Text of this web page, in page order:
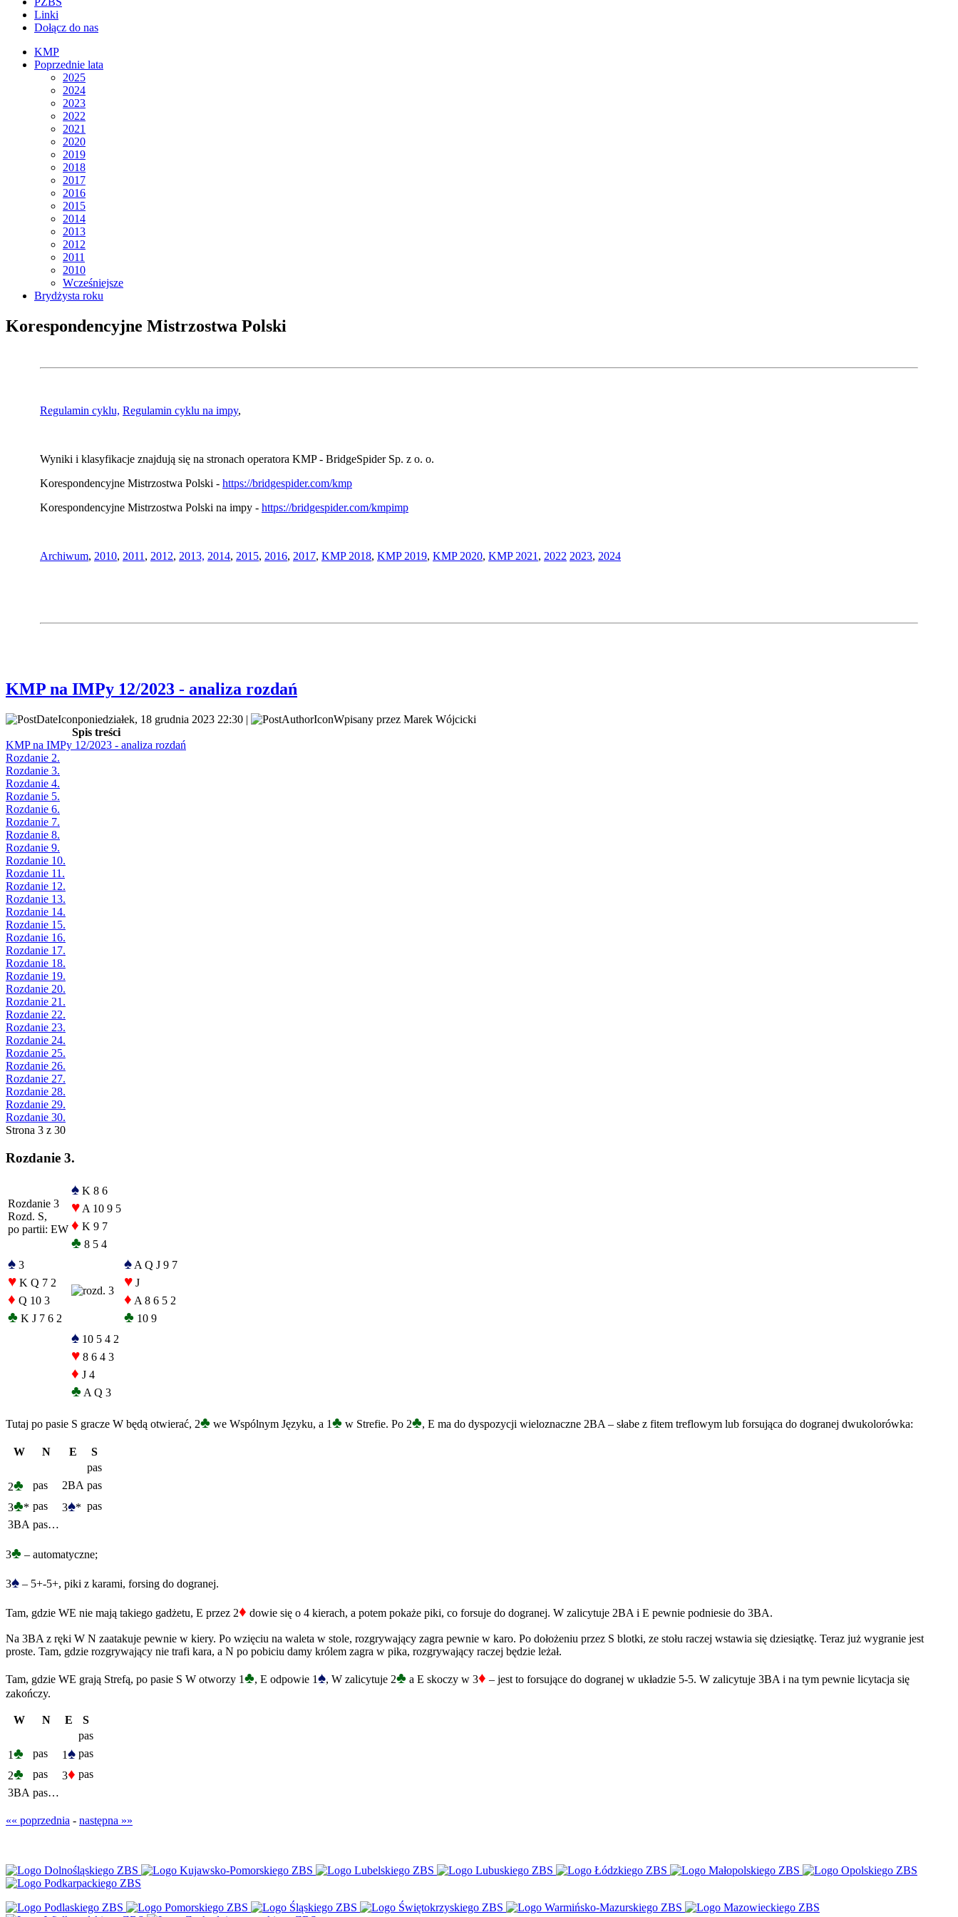
Linki
Dołącz do nas
KMP
Poprzednie lata
2025
2024
2023
2022
2021
2020
2019
2018
2017
2016
2015
2014
2013
2012
2011
2010
Wcześniejsze
Brydżysta roku
Korespondencyjne Mistrzostwa Polski
Regulamin cyklu, Regulamin cyklu na impy,
Wyniki i klasyfikacje znajdują się na stronach operatora KMP - BridgeSpider Sp. z o. o.
Korespondencyjne Mistrzostwa Polski - https://bridgespider.com/kmp
Korespondencyjne Mistrzostwa Polski na impy - https://bridgespider.com/kmpimp
Archiwum, 2010, 2011 , 2012, 2013, 2014, 2015, 2016, 2017, KMP 2018, KMP 2019, KMP 2020, KMP 2021 , 2022 2023, 2024
KMP na IMPy 12/2023 - analiza rozdań
poniedziałek, 18 grudnia 2023 22:30 |
Wpisany przez Marek Wójcicki
Spis treści
KMP na IMPy 12/2023 - analiza rozdań
Rozdanie 2.
Rozdanie 3.
Rozdanie 4.
Rozdanie 5.
Rozdanie 6.
Rozdanie 7.
Rozdanie 8.
Rozdanie 9.
Rozdanie 10.
Rozdanie 11.
Rozdanie 12.
Rozdanie 13.
Rozdanie 14.
Rozdanie 15.
Rozdanie 16.
Rozdanie 17.
Rozdanie 18.
Rozdanie 19.
Rozdanie 20.
Rozdanie 21.
Rozdanie 22.
Rozdanie 23.
Rozdanie 24.
Rozdanie 25.
Rozdanie 26.
Rozdanie 27.
Rozdanie 28.
Rozdanie 29.
Rozdanie 30.
Strona 3 z 30
Rozdanie 3.
Rozdanie 3
Rozd. S,
po partii: EW
♠ K 8 6
♥ A 10 9 5
♦ K 9 7
♣ 8 5 4
♠ 3
♥ K Q 7 2
♦ Q 10 3
♣ K J 7 6 2
♠ A Q J 9 7
♥ J
♦ A 8 6 5 2
♣ 10 9
♠ 10 5 4 2
♥ 8 6 4 3
♦ J 4
♣ A Q 3
Tutaj po pasie S gracze W będą otwierać, 2♣ we Wspólnym Języku, a 1♣ w Strefie. Po 2♣, E ma do dyspozycji wieloznaczne 2BA – słabe z fitem treflowym lub forsująca do dogranej dwukolorówka:
W N E
S
pas
2♣ pas 2BA pas
3♣* pas 3♠* pas
3BA pas…
3♣ – automatyczne;
3♠ – 5+-5+, piki z karami, forsing do dogranej.
Tam, gdzie WE nie mają takiego gadżetu, E przez 2♦ dowie się o 4 kierach, a potem pokaże piki, co forsuje do dogranej. W zalicytuje 2BA i E pewnie podniesie do 3BA.
Na 3BA z ręki W N zaatakuje pewnie w kiery. Po wzięciu na waleta w stole, rozgrywający zagra pewnie w karo. Po dołożeniu przez S blotki, ze stołu raczej wstawia się dziesiątkę. Teraz już wygranie jest
proste. Tam, gdzie rozgrywający nie trafi kara, a N po pobiciu damy królem zagra w pika, rozgrywający raczej będzie leżał.
Tam, gdzie WE grają Strefą, po pasie S W otworzy 1♣, E odpowie 1♠, W zalicytuje 2♣ a E skoczy w 3♦ – jest to forsujące do dogranej w układzie 5-5. W zalicytuje 3BA i na tym pewnie licytacja się
zakończy.
W N E
S
pas
1♣ pas 1♠ pas
2♣ pas 3♦ pas
3BA pas…
«« poprzednia - następna »»